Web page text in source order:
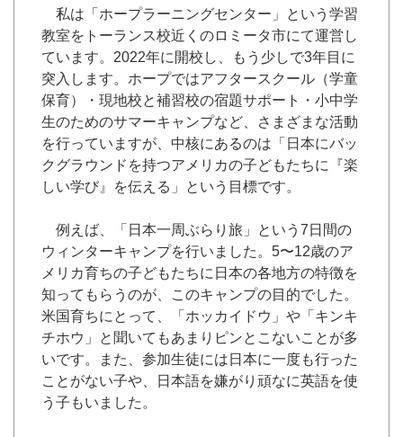
私は「ホープラーニングセンター」という学習
教室をトーランス校近くのロミータ市にて運営し
ています。2022年に開校し、もう少しで3年目に
突入します。ホープではアフタースクール（学童
保育）・現地校と補習校の宿題サポート・小中学
生のためのサマーキャンプなど、さまざまな活動
を行っていますが、中核にあるのは「日本にバッ
クグラウンドを持つアメリカの子どもたちに『楽
しい学び』を伝える」という目標です。
例えば、「日本一周ぶらり旅」という7日間の
ウィンターキャンプを行いました。5〜12歳のア
メリカ育ちの子どもたちに日本の各地方の特徴を
知ってもらうのが、このキャンプの目的でした。
米国育ちにとって、「ホッカイドウ」や「キンキ
チホウ」と聞いてもあまりピンとこないことが多
いです。また、参加生徒には日本に一度も行った
ことがない子や、日本語を嫌がり頑なに英語を使
う子もいました。